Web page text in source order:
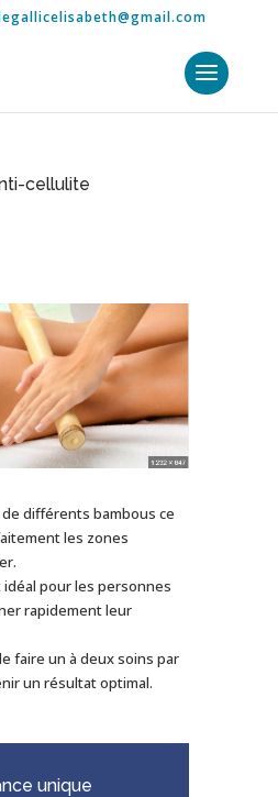
cellulite
de différents bambous ce
les zones
pour les personnes
rapidement leur
faire un à deux soins par
un résultat optimal.
unique